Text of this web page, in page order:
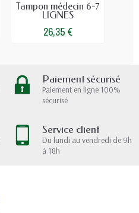
Tampon médecin 6-7
LIGNES
26,35 €
Paiement sécurisé
Paiement en ligne 100%
sécurisé
Service client
Du lundi au vendredi de 9h
à 18h